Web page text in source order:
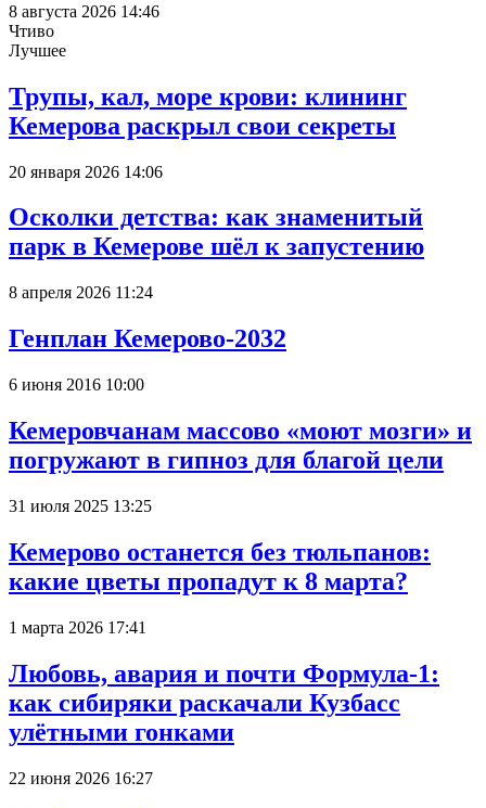
8 августа 2026 14:46
Чтиво
Лучшее
Трупы, кал, море крови: клининг
Кемерова раскрыл свои секреты
20 января 2026 14:06
Осколки детства: как знаменитый
парк в Кемерове шёл к запустению
8 апреля 2026 11:24
Генплан Кемерово-2032
6 июня 2016 10:00
Кемеровчанам массово «моют мозги» и
погружают в гипноз для благой цели
31 июля 2025 13:25
Кемерово останется без тюльпанов:
какие цветы пропадут к 8 марта?
1 марта 2026 17:41
Любовь, авария и почти Формула-1:
как сибиряки раскачали Кузбасс
улётными гонками
22 июня 2026 16:27